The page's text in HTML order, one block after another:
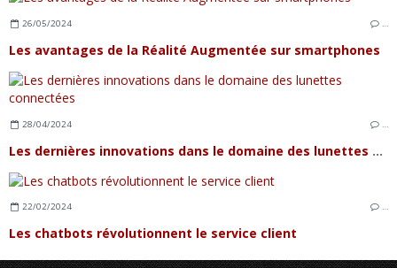
26/05/2024 …
Les avantages de la Réalité Augmentée sur smartphones
28/04/2024
Les dernières innovations dans le domaine des lunettes connectées
22/02/2024 …
Les chatbots révolutionnent le service client